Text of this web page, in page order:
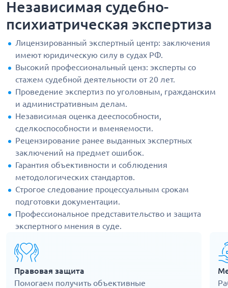
Независимая судебно-
психиатрическая экспертиза
Лицензированный экспертный центр: заключения
имеют юридическую силу в судах РФ.
Высокий профессиональный ценз: эксперты со
стажем судебной деятельности от 20 лет.
Проведение экспертиз по уголовным, гражданским
и административным делам.
Независимая оценка дееспособности,
сделкоспособности и вменяемости.
Рецензирование ранее выданных экспертных
заключений на предмет ошибок.
Гарантия объективности и соблюдения
методологических стандартов.
Строгое следование процессуальным срокам
подготовки документации.
Профессиональное представительство и защита
экспертного мнения в суде.
Правовая защита
Помогаем получить объективные